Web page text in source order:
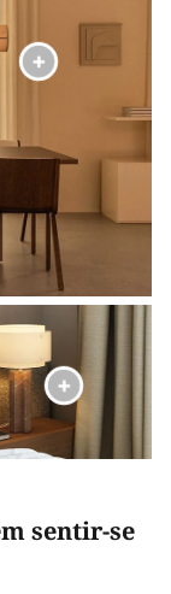
sentir-se